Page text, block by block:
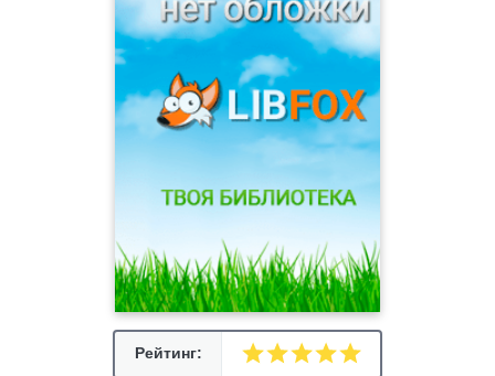
Рейтинг: